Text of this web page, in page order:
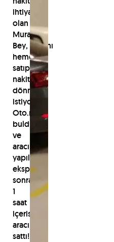
ihtiyacı
olan
Murat
Bey, aracını
hemen
satıp
nakite
dönmek
istiyordu.
Oto.net'i
buldu
ve
aracına
yapılan
ekspertiz
sonrası
1
saat
içerisinde
aracını
sattı!